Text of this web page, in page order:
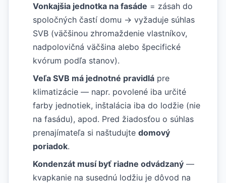
Vonkajšia jednotka na fasáde = zásah do
spoločných častí domu → vyžaduje súhlas
SVB (väčšinou zhromaždenie vlastníkov,
nadpolovičná väčšina alebo špecifické
kvórum podľa stanov).
Veľa SVB má jednotné pravidlá pre
klimatizácie — napr. povolené iba určité
farby jednotiek, inštalácia iba do lodžie (nie
na fasádu), apod. Pred žiadosťou o súhlas
prenajímateľa si naštudujte domový
poriadok.
Kondenzát musí byť riadne odvádzaný —
kvapkanie na susednú lodžiu je dôvod na